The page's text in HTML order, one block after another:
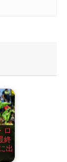
ロ
終
出